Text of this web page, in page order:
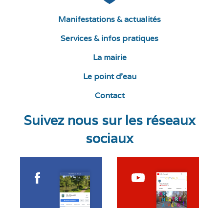
Manifestations & actualités
Services & infos pratiques
La mairie
Le point d’eau
Contact
Suivez nous sur les réseaux
sociaux